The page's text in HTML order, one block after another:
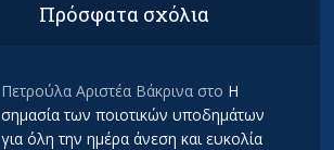
Πρόσφατα σχόλια
Πετρούλα Αριστέα Βάκρινα στο Η
σημασία των ποιοτικών υποδημάτων
για όλη την ημέρα άνεση και ευκολία